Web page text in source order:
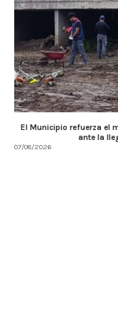
El Municipio refuerza el
ante la
07/08/2026